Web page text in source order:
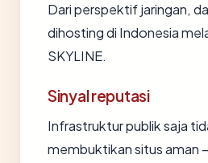
Dari perspektif jaringan,
dihosting di Indonesia
SKYLINE.
Sinyal reputasi
Infrastruktur publik saja
membuktikan situs aman